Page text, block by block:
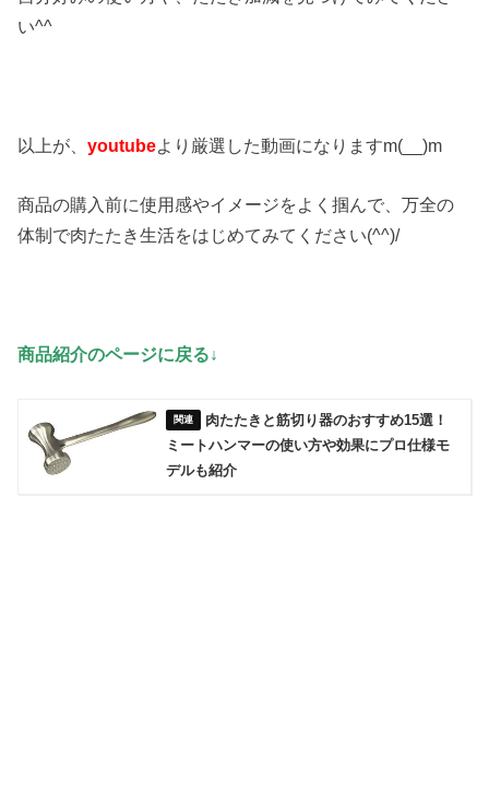
い^^
以上が、youtubeより厳選した動画になりますm(__)m
商品の購入前に使用感やイメージをよく掴んで、万全の
体制で肉たたき生活をはじめてみてください(^^)/
商品紹介のページに戻る↓
肉たたきと筋切り器のおすすめ15選！
ミートハンマーの使い方や効果にプロ仕様モ
デルも紹介